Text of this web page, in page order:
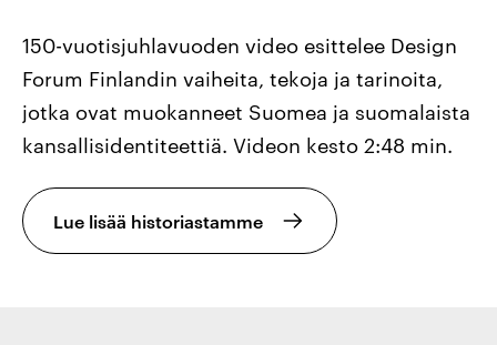
150-vuotisjuhlavuoden video esittelee Design
Forum Finlandin vaiheita, tekoja ja tarinoita,
jotka ovat muokanneet Suomea ja suomalaista
kansallisidentiteettiä. Videon kesto 2:48 min.
Lue lisää historiastamme